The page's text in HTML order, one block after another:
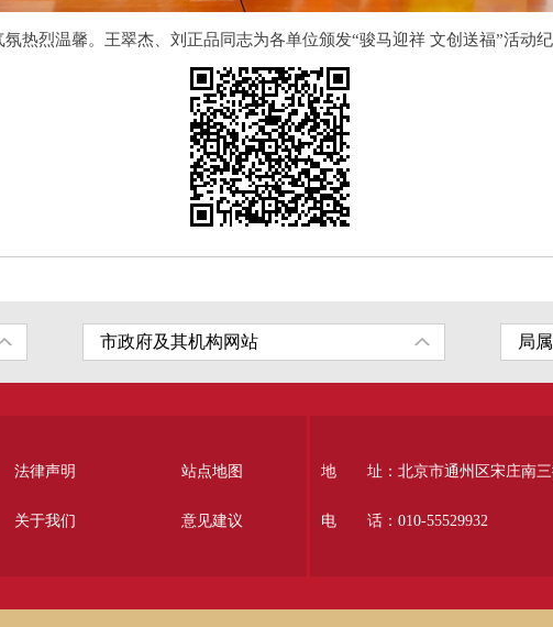
烈温馨。王翠杰、刘正品同志为各单位颁发“骏马迎祥 文创送福”活动纪
法律声明 站点地图
关于我们 意见建议
地 址：北京市通州区宋庄南三
电 话：010-55529932